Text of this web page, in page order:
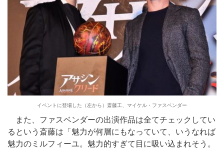
イベントに登場した（左から）斎藤工、マイケル・ファスベンダー
また、ファスベンダーの出演作品は全てチェックしてい
るという斎藤は「魅力が何層にもなっていて、いうなれば
魅力のミルフィーユ。魅力的すぎて目に吸い込まれそう。